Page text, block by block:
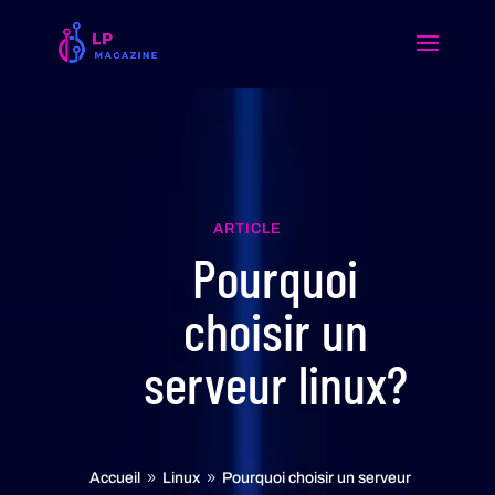
ARTICLE
Pourquoi
choisir un
serveur linux?
Accueil 9 Linux 9 Pourquoi choisir un serveur